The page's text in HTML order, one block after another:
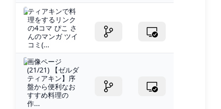
ティアキンで料
理をするリンク
の4コマ ぴこ さ
んのマンガ ツイ
コミ(...
画像ページ
(21/21) 【ゼルダ
ティアキン】序
盤から便利なお
すすめ料理の
作...